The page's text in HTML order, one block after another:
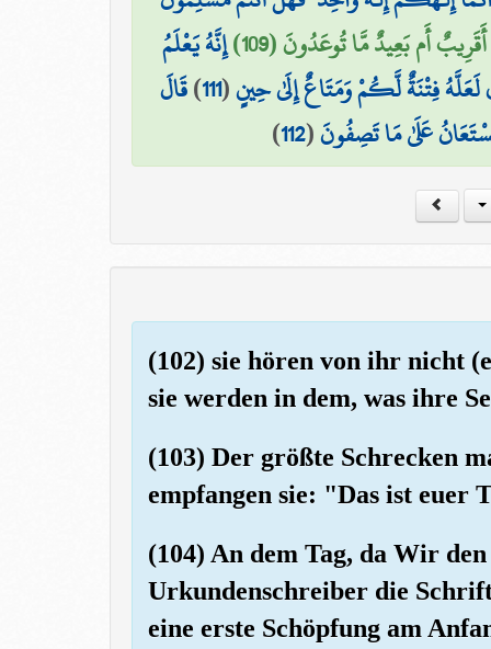
أَم بَعِيدٌ مَّا تُوعَدُونَ (109)
إِنَّهُ يَعْلَمُ
فِتْنَةٌ لَّكُمْ وَمَتَاعٌ إِلَىٰ حِينٍ(
111
)قَالَ
عَلَىٰ مَا تَصِفُونَ(
112
)
(102) sie hören von ihr nicht
sie werden in dem, was ihre
(103) Der größte Schrecken
empfangen sie: "Das ist euer
(104) An dem Tag, da Wir
Urkundenschreiber die
eine erste Schöpfung am